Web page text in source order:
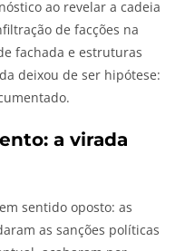
ao revelar a cadeia
de facções na
fachada e estruturas
deixou de ser hipótese:
a virada
sentido oposto: as
as sanções políticas